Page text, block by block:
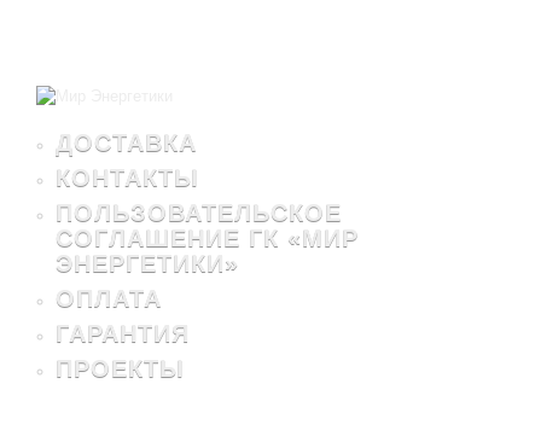
ДОСТАВКА
КОНТАКТЫ
ПОЛЬЗОВАТЕЛЬСКОЕ
СОГЛАШЕНИЕ ГК «МИР
ЭНЕРГЕТИКИ»
ОПЛАТА
ГАРАНТИЯ
ПРОЕКТЫ